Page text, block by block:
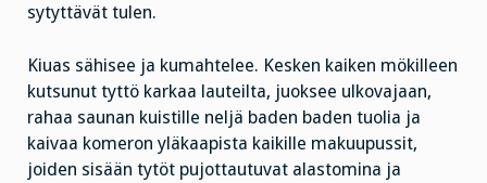
sytyttävät tulen.
Kiuas sähisee ja kumahtelee. Kesken kaiken mökilleen
kutsunut tyttö karkaa lauteilta, juoksee ulkovajaan,
rahaa saunan kuistille neljä baden baden tuolia ja
kaivaa komeron yläkaapista kaikille makuupussit,
joiden sisään tytöt pujottautuvat alastomina ja